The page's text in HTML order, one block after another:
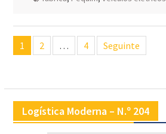
Navegação
de
1 2 … 4 Seguinte
Logística Moderna – N.º 204